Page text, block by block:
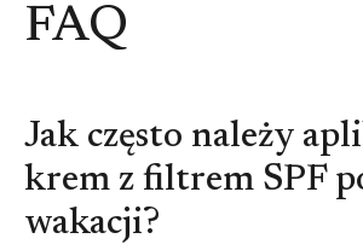
FAQ
Jak często należy
krem z filtrem SPF
wakacji?